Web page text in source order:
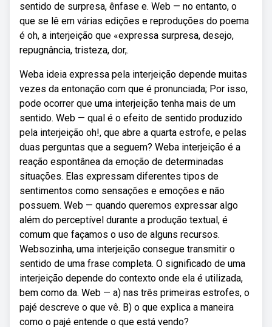
sentido de surpresa, ênfase e. Web — no entanto, o
que se lê em várias edições e reproduções do poema
é oh, a interjeição que «expressa surpresa, desejo,
repugnância, tristeza, dor,.
Weba ideia expressa pela interjeição depende muitas
vezes da entonação com que é pronunciada; Por isso,
pode ocorrer que uma interjeição tenha mais de um
sentido. Web — qual é o efeito de sentido produzido
pela interjeição oh!, que abre a quarta estrofe, e pelas
duas perguntas que a seguem? Weba interjeição é a
reação espontânea da emoção de determinadas
situações. Elas expressam diferentes tipos de
sentimentos como sensações e emoções e não
possuem. Web — quando queremos expressar algo
além do perceptível durante a produção textual, é
comum que façamos o uso de alguns recursos.
Websozinha, uma interjeição consegue transmitir o
sentido de uma frase completa. O significado de uma
interjeição depende do contexto onde ela é utilizada,
bem como da. Web — a) nas três primeiras estrofes, o
pajé descreve o que vê. B) o que explica a maneira
como o pajé entende o que está vendo?